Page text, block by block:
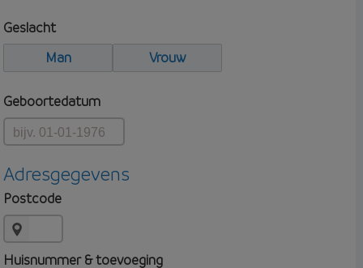
Geslacht
Man
Vrouw
Geboortedatum
Adresgegevens
Postcode
Huisnummer & toevoeging